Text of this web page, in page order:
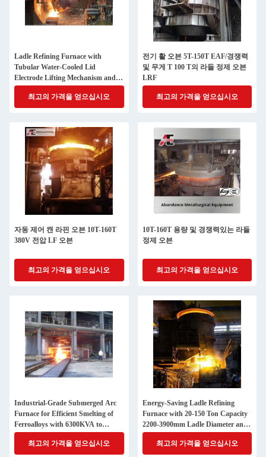
Ladle Refining Furnace with
Tubular Water-Cooled Lid
Electrode Lifting Mechanism and
Energy-Saving Large Current
System최고의 가격을 얻으십시오
전기 활 오븐 5T-150T EAF/경쟁력
및 무게 T 100 T의 라들 정제 오븐
LRF
최고의 가격을 얻으십시오
자동 제어 캔 라핀 오븐 10T-160T
380V 전압 LF 오븐
최고의 가격을 얻으십시오
10T-160T 용량 및 경쟁력있는 라들
정제 오븐
최고의 가격을 얻으십시오
Industrial-Grade Submerged Arc
Furnace for Efficient Smelting of
Ferroalloys with 6300KVA to
68000KVA Capacity
최고의 가격을 얻으십시오
Energy-Saving Ladle Refining
Furnace with 20-150 Ton Capacity
2200-3900mm Ladle Diameter and
3150-20000 KVA Transformer
최고의 가격을 얻으십시오